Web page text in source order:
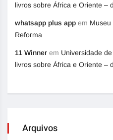
livros sobre África e Oriente –
whatsapp plus app em Museu
Reforma
11 Winner em Universidade
livros sobre África e Oriente –
Arquivos